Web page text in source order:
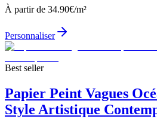
À partir de 34.90€/m²
Personnaliser
Best seller
Papier Peint Vagues
Style Artistique